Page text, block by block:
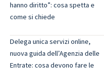
hanno diritto”: cosa spetta e
come si chiede
Delega unica servizi online,
nuova guida dell’Agenzia delle
Entrate: cosa devono fare le